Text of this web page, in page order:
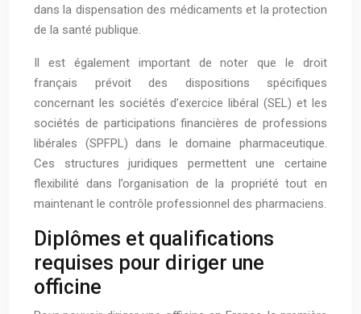
dans la dispensation des médicaments et la protection
de la santé publique.
Il est également important de noter que le droit
français prévoit des dispositions spécifiques
concernant les sociétés d’exercice libéral (SEL) et les
sociétés de participations financières de professions
libérales (SPFPL) dans le domaine pharmaceutique.
Ces structures juridiques permettent une certaine
flexibilité dans l’organisation de la propriété tout en
maintenant le contrôle professionnel des pharmaciens.
Diplômes et qualifications
requises pour diriger une
officine